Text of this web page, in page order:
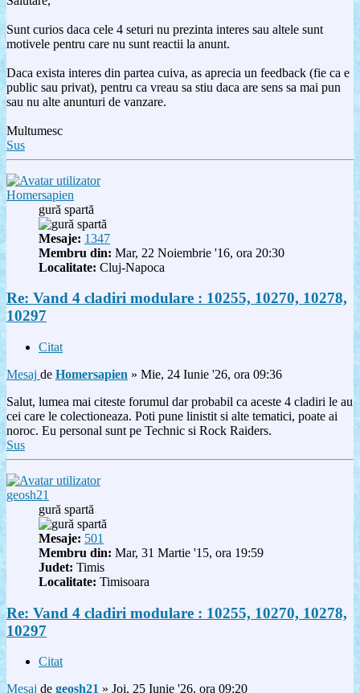
Sunt curios daca cele 4 seturi nu prezinta interes sau altele sunt
motivele pentru care nu sunt reactii la anunt.
Daca exista interes din partea cuiva, as aprecia un feedback (fie ca e
public sau privat), pentru ca vreau sa stiu daca are sens sa mai pun
sau nu alte anunturi de vanzare.
Multumesc
Sus
Homersapien
gură spartă
Mesaje: 1347
Membru din: Mar, 22 Noiembrie '16, ora 20:30
Localitate: Cluj-Napoca
Re: Vand 4 cladiri modulare : 10255, 10270, 10278,
10297
Citat
Mesaj de Homersapien » Mie, 24 Iunie '26, ora 09:36
Salut, lumea mai citeste forumul dar probabil ca aceste 4 cladiri le au
cei care le colectioneaza. Poti pune linistit si alte tematici, poate ai
noroc. Eu personal sunt pe Technic si Rock Raiders.
Sus
geosh21
gură spartă
Mesaje: 501
Membru din: Mar, 31 Martie '15, ora 19:59
Judet: Timis
Localitate: Timisoara
Re: Vand 4 cladiri modulare : 10255, 10270, 10278,
10297
Citat
Mesaj de geosh21 » Joi, 25 Iunie '26, ora 09:20